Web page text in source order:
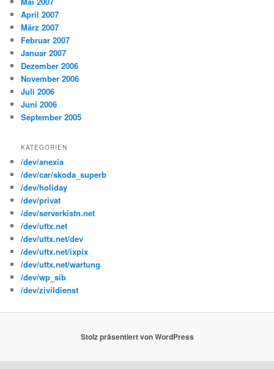
April 2007
März 2007
Februar 2007
Januar 2007
Dezember 2006
November 2006
Juli 2006
Juni 2006
September 2005
KATEGORIEN
/dev/anexia
/dev/car/skoda_superb
/dev/holiday
/dev/privat
/dev/serverkistn.net
/dev/uttx.net
/dev/uttx.net/dev
/dev/uttx.net/ixpix
/dev/uttx.net/wartung
/dev/wp_sib
/dev/zivildienst
Stolz präsentiert von WordPress